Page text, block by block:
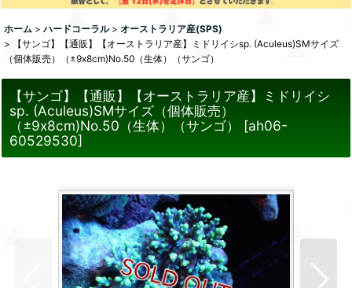
ホーム > ハードコーラル > オーストラリア産(SPS)
>
【サンゴ】【通販】【オーストラリア産】ミドリイシsp. (Aculeus)SMサイズ
（個体販売）（±9x8cm)No.50（生体）（サンゴ）
【サンゴ】【通販】【オーストラリア産】ミドリイシ
sp. (Aculeus)SMサイズ（個体販売）
（±9x8cm)No.50（生体）（サンゴ）
[ah06-
60529530]